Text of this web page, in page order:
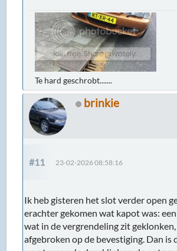
Te hard geschrobt.......
brinkie
#11 23-02-2026 08:58:16
Ik heb gisteren het slot verder open
erachter gekomen wat kapot was:
wat in de vergrendeling zit
afgebroken op de bevestiging. Dan is